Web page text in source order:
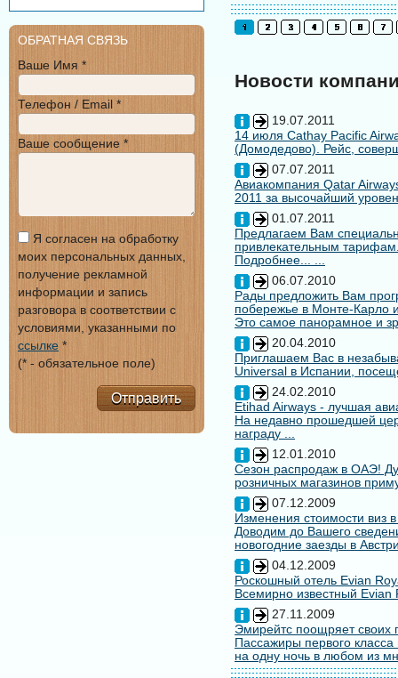
Новости
19.07.2011
14 июля Cathay Pacific
(Домодедово). Рейс,
07.07.2011
Авиакомпания Qatar
2011 за высочайший
01.07.2011
Предлагаем Вам
привлекательным
Подробнее... ...
06.07.2010
Рады предложить Вам
побережье в Монте-Карло
Это самое панорамное и
20.04.2010
Приглашаем Вас в
Universal в Испании,
24.02.2010
Etihad Airways - лучшая
На недавно прошедшей
награду ...
12.01.2010
Сезон распродаж в ОАЭ!
розничных магазинов
07.12.2009
Изменения стоимости виз
Доводим до Вашего
новогодние заезды в
04.12.2009
Роскошный отель Evian
Всемирно известный
27.11.2009
Эмирейтс поощряет своих
Пассажиры первого
на одну ночь в любом из
ОБРАТНАЯ СВЯЗЬ
Ваше Имя *
Телефон / Email *
Ваше сообщение *
Я согласен на обработку
моих персональных данных,
получение рекламной
информации и запись
разговора в соответствии с
условиями, указанными по
ссылке *
(* - обязательное поле)
Отправить